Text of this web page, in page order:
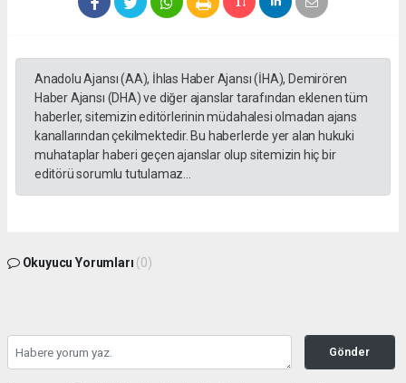
Anadolu Ajansı (AA), İhlas Haber Ajansı (İHA), Demirören
Haber Ajansı (DHA) ve diğer ajanslar tarafından eklenen tüm
haberler, sitemizin editörlerinin müdahalesi olmadan ajans
kanallarından çekilmektedir. Bu haberlerde yer alan hukuki
muhataplar haberi geçen ajanslar olup sitemizin hiç bir
editörü sorumlu tutulamaz...
Okuyucu Yorumları (0)
Gönder